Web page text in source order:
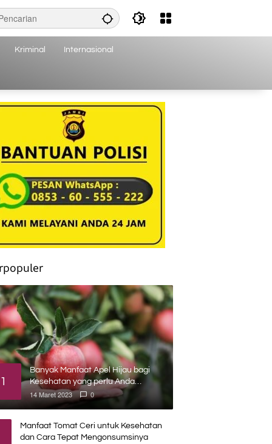
Kriminal Internasional
1
Banyak Manfaat Apel Hijau bagi
Kesehatan yang perlu Anda
ketahui
14 Maret 2023 0
Manfaat Tomat Ceri untuk Kesehatan
dan Cara Tepat Mengonsumsinya